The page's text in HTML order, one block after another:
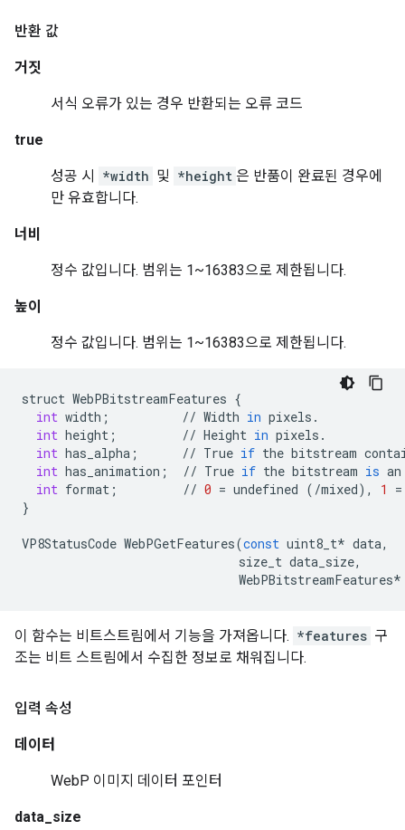
반환 값
거짓
서식 오류가 있는 경우 반환되는 오류 코드
true
성공 시 *width 및 *height 은 반품이 완료된 경우에
만 유효합니다.
너비
정수 값입니다. 범위는 1~16383으로 제한됩니다.
높이
정수 값입니다. 범위는 1~16383으로 제한됩니다.
struct WebPBitstreamFeatures {
int width ; // Width in pixels .
int height ; // Height in pixels .
int has_alpha ; // True if the bitstream
int has_animation ; // True if the bitstream is an
int format ; // 0 = undefined ( /mixed), 1
=
}
VP8StatusCode WebPGetFeatures(const uint8_t* data,
size_t data_size,
WebPBitstreamFeatures*
이 함수는 비트스트림에서 기능을 가져옵니다. *features 구
조는 비트 스트림에서 수집한 정보로 채워집니다.
입력 속성
데이터
WebP 이미지 데이터 포인터
data_size